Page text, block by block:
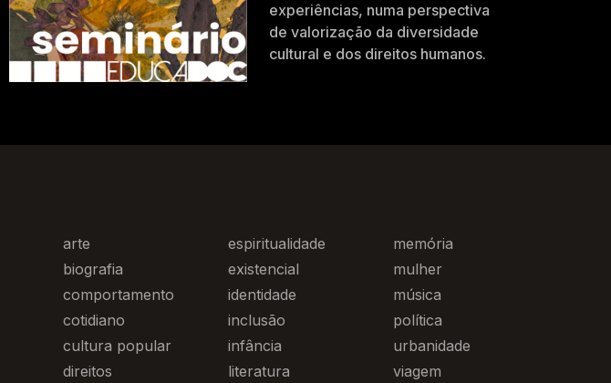
experiências, numa perspectiva
de valorização da diversidade
cultural e dos direitos humanos.
arte
biografia
comportamento
cotidiano
cultura popular
direitos
espiritualidade
existencial
identidade
inclusão
infância
literatura
memória
mulher
música
política
urbanidade
viagem